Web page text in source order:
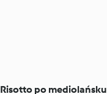
Risotto po mediolańsku